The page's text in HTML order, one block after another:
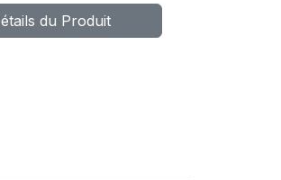
du Produit